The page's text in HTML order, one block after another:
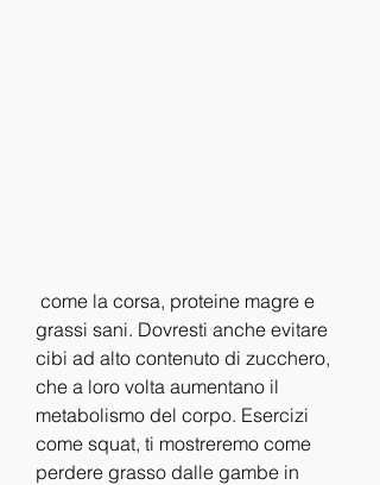
grassi sani. Dovresti anche evitare
cibi ad alto contenuto di zucchero,
che a loro volta aumentano il
metabolismo del corpo. Esercizi
come squat, ti mostreremo come
perdere grasso dalle gambe in